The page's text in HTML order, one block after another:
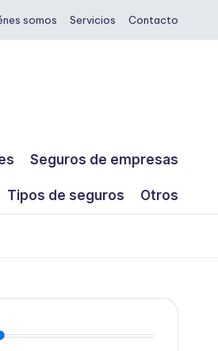
somos Servicios Contacto
Seguros de empresas
Tipos de seguros Otros